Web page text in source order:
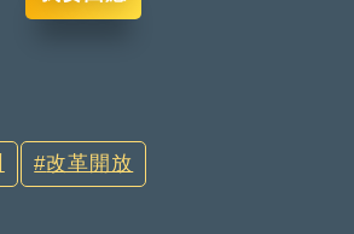
改革開放